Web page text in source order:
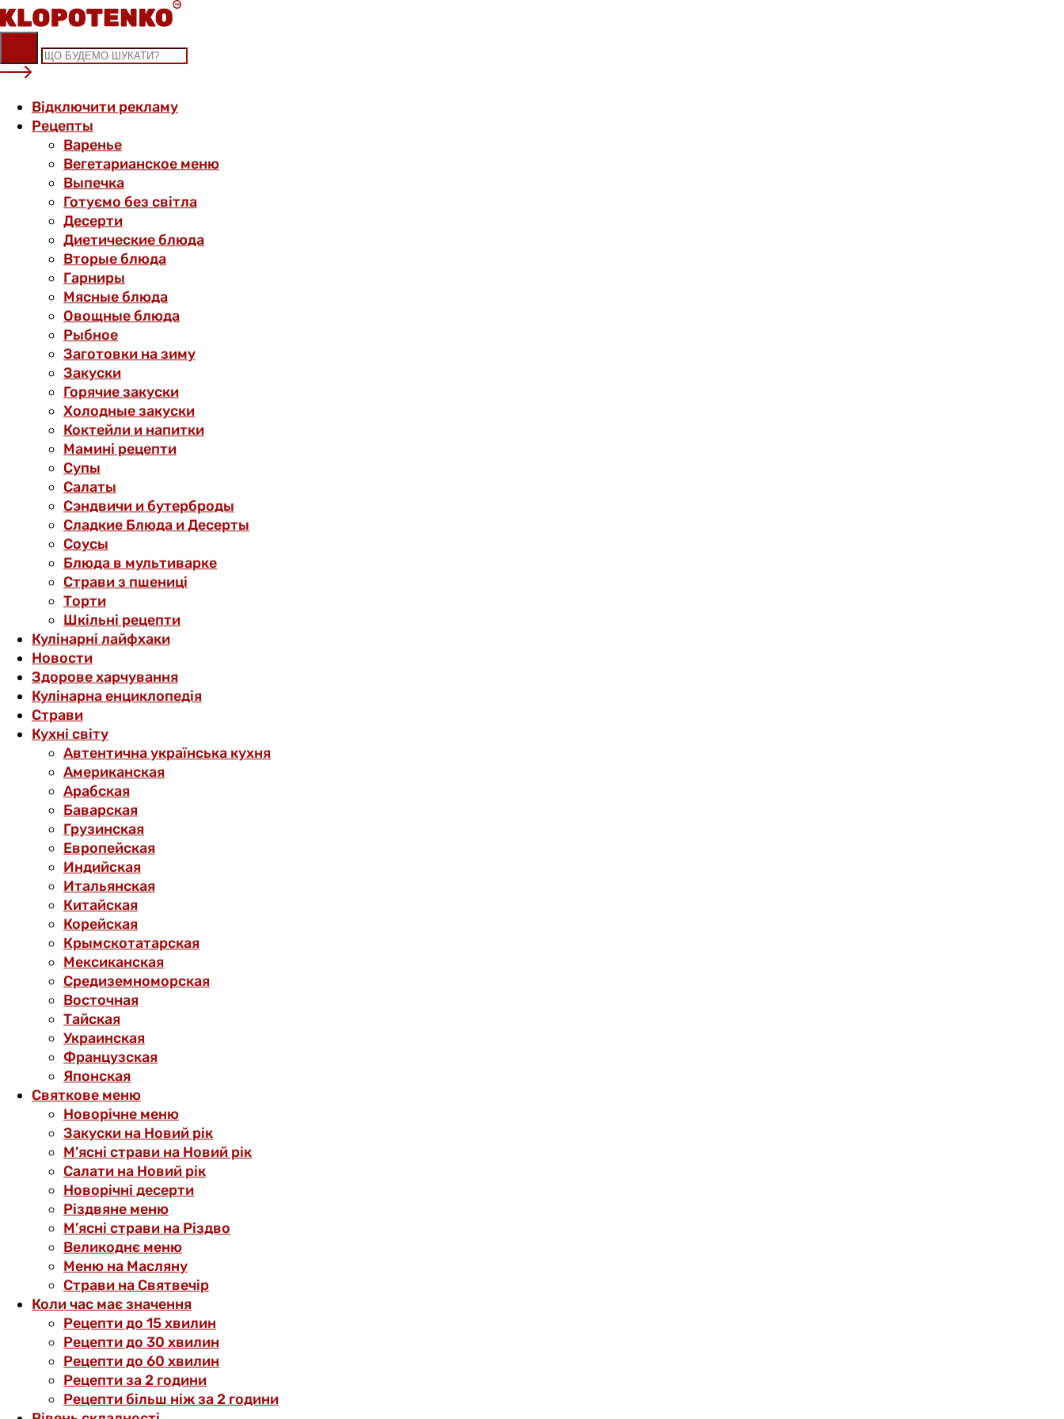
Skip
to
content
Відключити рекламу
Рецепты
Варенье
Вегетарианское меню
Выпечка
Готуємо без світла
Десерти
Диетические блюда
Вторые блюда
Гарниры
Мясные блюда
Овощные блюда
Рыбное
Заготовки на зиму
Закуски
Горячие закуски
Холодные закуски
Коктейли и напитки
Мамині рецепти
Супы
Салаты
Сэндвичи и бутерброды
Сладкие Блюда и Десерты
Соусы
Блюда в мультиварке
Страви з пшениці
Торти
Шкільні рецепти
Кулінарні лайфхаки
Новости
Здорове харчування
Кулінарна енциклопедія
Страви
Кухні світу
Автентична українська кухня
Американская
Арабская
Баварская
Грузинская
Европейская
Индийская
Итальянская
Китайская
Корейская
Крымскотатарская
Мексиканская
Средиземноморская
Восточная
Тайская
Украинская
Французская
Японская
Святкове меню
Новорічне меню
Закуски на Новий рік
М’ясні страви на Новий рік
Салати на Новий рік
Новорічні десерти
Різдвяне меню
М’ясні страви на Різдво
Великоднє меню
Меню на Масляну
Страви на Святвечір
Коли час має значення
Рецепти до 15 хвилин
Рецепти до 30 хвилин
Рецепти до 60 хвилин
Рецепти за 2 години
Рецепти більш ніж за 2 години